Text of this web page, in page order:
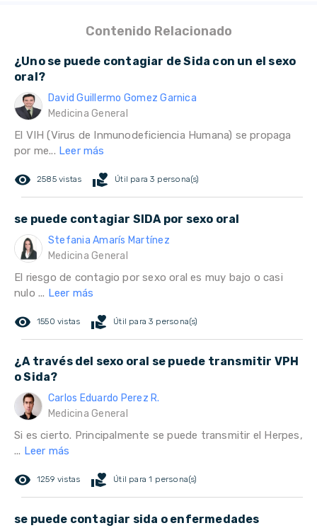
Contenido Relacionado
¿Uno se puede contagiar de Sida con un el sexo
oral?
David Guillermo Gomez Garnica
Medicina General
El VIH (Virus de Inmunodeficiencia Humana) se propaga
por me... Leer más
remove_red_eye 2585 vistas volunteer_activism Útil para 3 persona(s)
se puede contagiar SIDA por sexo oral
Stefania Amarís Martínez
Medicina General
El riesgo de contagio por sexo oral es muy bajo o casi
nulo ... Leer más
remove_red_eye 1550 vistas volunteer_activism Útil para 3 persona(s)
¿A través del sexo oral se puede transmitir VPH
o Sida?
Carlos Eduardo Perez R.
Medicina General
Si es cierto. Principalmente se puede transmitir el Herpes,
... Leer más
remove_red_eye 1259 vistas volunteer_activism Útil para 1 persona(s)
se puede contagiar sida o enfermedades